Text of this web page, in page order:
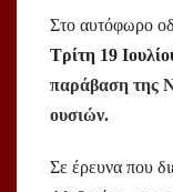
Στο αυτόφωρο
Τρίτη 19
παράβαση της
ουσιών.
Σε έρευνα που